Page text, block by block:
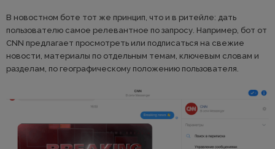
В новостном боте тот же принцип, что и в ритейле: дать
пользователю самое релевантное по запросу. Например, бот от
CNN предлагает просмотреть или подписаться на свежие
новости, материалы по отдельным темам, ключевым словам и
разделам, по географическому положению пользователя.